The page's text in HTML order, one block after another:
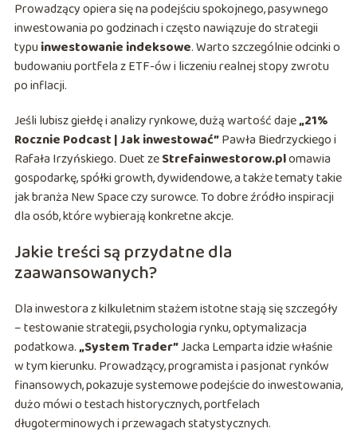
Prowadzący opiera się na podejściu spokojnego, pasywnego
inwestowania po godzinach i często nawiązuje do strategii
typuinwestowanie indeksowe. Warto szczególnie odcinki o
budowaniu portfela z ETF-ów i liczeniu realnej stopy zwrotu
po inflacji.
Jeśli lubisz giełdę i analizy rynkowe, dużą wartość daje„21%
Rocznie Podcast | Jak inwestować”Pawła Biedrzyckiego i
Rafała Irzyńskiego. Duet zeStrefainwestorow.plomawia
gospodarkę, spółki growth, dywidendowe, a także tematy takie
jak branża New Space czy surowce. To dobre źródło inspiracji
dla osób, które wybierają konkretne akcje.
Jakie treści są przydatne dla
zaawansowanych?
Dla inwestora z kilkuletnim stażem istotne stają się szczegóły
– testowanie strategii, psychologia rynku, optymalizacja
podatkowa.„System Trader”Jacka Lemparta idzie właśnie
w tym kierunku. Prowadzący, programista i pasjonat rynków
finansowych, pokazuje systemowe podejście do inwestowania,
dużo mówi o testach historycznych, portfelach
długoterminowych i przewagach statystycznych.